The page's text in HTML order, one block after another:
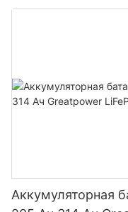
590 Вт, 620 Вт,
Аккумуляторная